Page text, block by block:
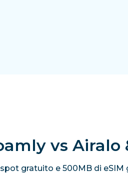
vs Airalo
gratuito e 500MB di